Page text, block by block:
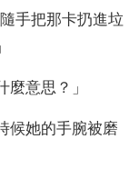
隨手把那卡扔進垃
意思？」
候她的手腕被磨